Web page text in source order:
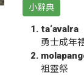
小辭典
ta‘avalra
勇士成年
祖靈祭